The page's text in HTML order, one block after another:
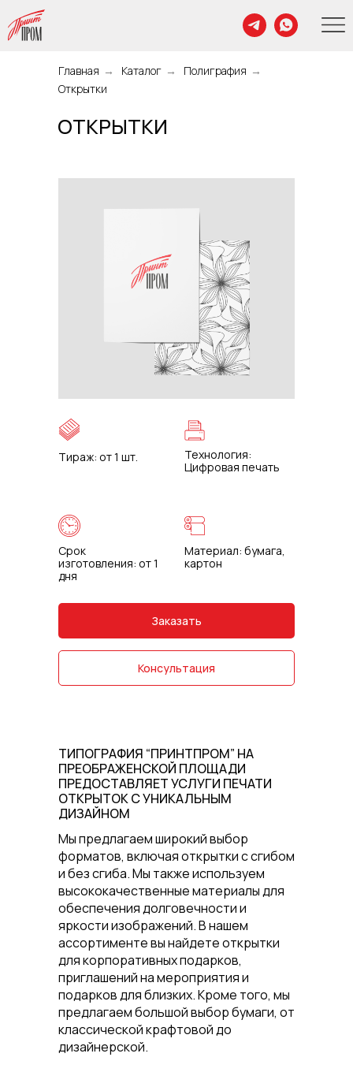
Главная → Каталог → Полиграфия →
Открытки
ОТКРЫТКИ
Заказать
Консультация
Тираж: от 1 шт.
Срок
изготовления: от 1
дня
Технология:
Цифровая печать
Материал: бумага,
картон
ТИПОГРАФИЯ “ПРИНТПРОМ” НА
ПРЕОБРАЖЕНСКОЙ ПЛОЩАДИ
ПРЕДОСТАВЛЯЕТ УСЛУГИ ПЕЧАТИ
ОТКРЫТОК С УНИКАЛЬНЫМ
ДИЗАЙНОМ
Мы предлагаем широкий выбор
форматов, включая открытки с сгибом
и без сгиба. Мы также используем
высококачественные материалы для
обеспечения долговечности и
яркости изображений. В нашем
ассортименте вы найдете открытки
для корпоративных подарков,
приглашений на мероприятия и
подарков для близких. Кроме того, мы
предлагаем большой выбор бумаги, от
классической крафтовой до
дизайнерской.